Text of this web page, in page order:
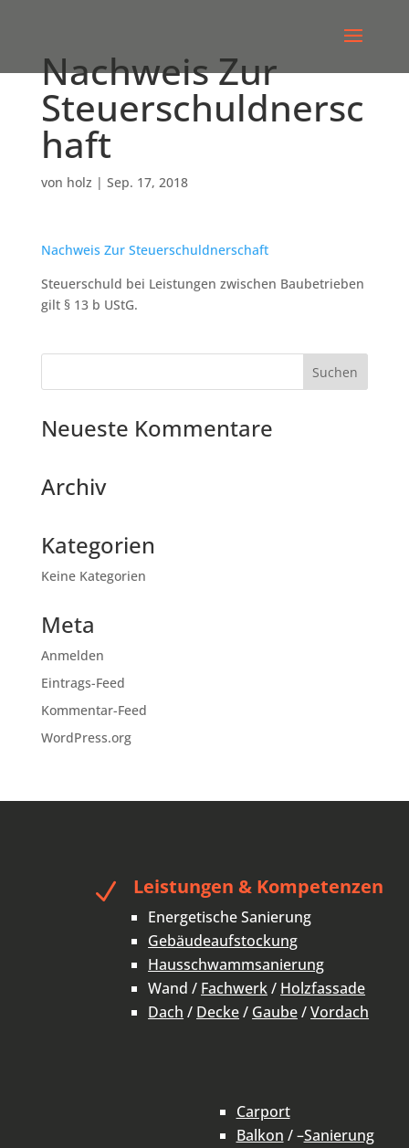
Nachweis Zur
Steuerschuldnersc
haft
von holz | Sep. 17, 2018
Nachweis Zur Steuerschuldnerschaft
Steuerschuld bei Leistungen zwischen Baubetrieben
gilt § 13 b UStG.
Neueste Kommentare
Archiv
Kategorien
Keine Kategorien
Meta
Anmelden
Eintrags-Feed
Kommentar-Feed
WordPress.org
N Leistungen & Kompetenzen
Energetische Sanierung
Gebäudeaufstockung
Hausschwammsanierung
Wand / Fachwerk/ Holzfassade
Dach / Decke/ Gaube/Vordach
Carport
Balkon / –Sanierung